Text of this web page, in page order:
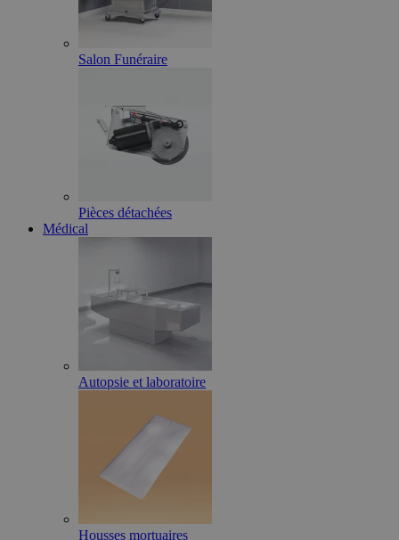
Salon Funéraire
Pièces détachées
Médical
Autopsie et laboratoire
Housses mortuaires